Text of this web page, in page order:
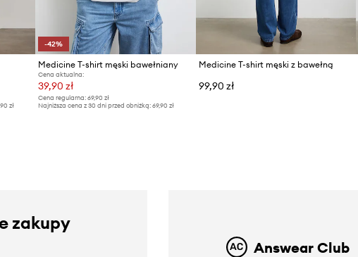
zł
-42%
Medicine T-shirt męski bawełniany
Cena aktualna:
39,90 zł
Cena regularna: 69,90 zł
Najniższa cena z 30 dni przed obniżką: 69,90 zł
Medicine T-shirt męski z bawełną
99,90 zł
zakupy
Answear Club